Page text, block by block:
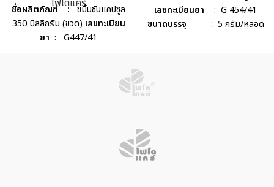
ไฟโตแคร์
ชื่อผลิตภัณฑ์ : ขมิ้นชันแคปซูล
350 มิลลิกรัม (ขวด) เลขทะเบียน
ยา : G447/41
เลขทะเบียนยา : G 454/41
ขนาดบรรจุ
: 5 กรัม/หลอด